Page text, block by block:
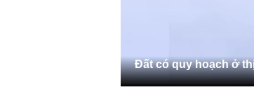
Đất có quy hoạch ở